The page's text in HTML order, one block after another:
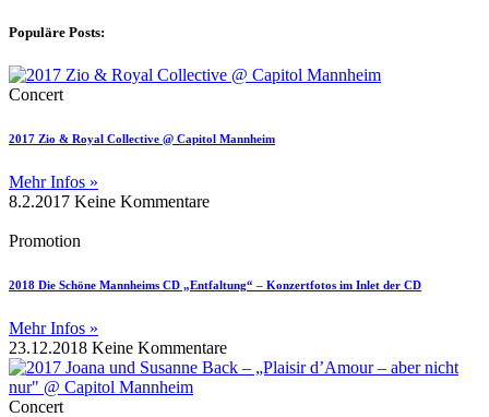
Populäre Posts:
Concert
2017 Zio & Royal Collective @ Capitol Mannheim
Mehr Infos »
8.2.2017 Keine Kommentare
Promotion
2018 Die Schöne Mannheims CD „Entfaltung“ – Konzertfotos im Inlet der CD
Mehr Infos »
23.12.2018 Keine Kommentare
Concert